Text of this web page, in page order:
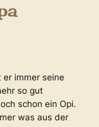
immer seine
so gut
schon ein Opi.
was aus der